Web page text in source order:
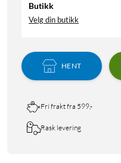
Butikk
Velg din butikk
HENT
Fri frakt fra 599,-
Rask levering